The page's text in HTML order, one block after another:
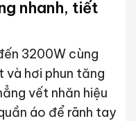
nhanh, tiết
3200W cùng
và hơi phun tăng
vết nhăn hiệu
áo để rãnh tay